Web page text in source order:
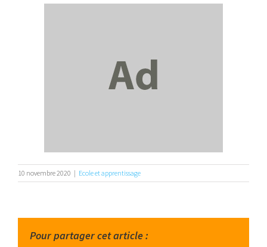
10 novembre 2020 | Ecole et apprentissage
Pour partager cet article :